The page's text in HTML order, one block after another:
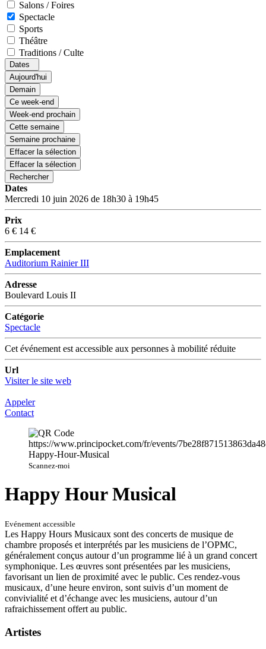
Salons / Foires
Spectacle
Sports
Théâtre
Traditions / Culte
Dates
Aujourd'hui
Demain
Ce week-end
Week-end prochain
Cette semaine
Semaine prochaine
Effacer la sélection
Effacer la sélection
Rechercher
Dates
Mercredi 10 juin 2026 de 18h30 à 19h45
Prix
6 € 14 €
Emplacement
Auditorium Rainier III
Adresse
Boulevard Louis II
Catégorie
Spectacle
Cet événement est accessible aux personnes à mobilité réduite
Url
Visiter le site web
Appeler
Contact
Scannez-moi
Happy Hour Musical
Evénement accessible
Les Happy Hours Musicaux sont des concerts de musique de
chambre proposés et interprétés par les musiciens de l’OPMC,
généralement conçus autour d’un programme lié à un grand concert
symphonique. Les œuvres sont présentées par les musiciens,
favorisant un lien de proximité avec le public. Ces rendez-vous
musicaux, d’une heure environ, sont suivis d’un moment de
convivialité et d’échange avec les musiciens, autour d’un
rafraichissement offert au public.
Artistes